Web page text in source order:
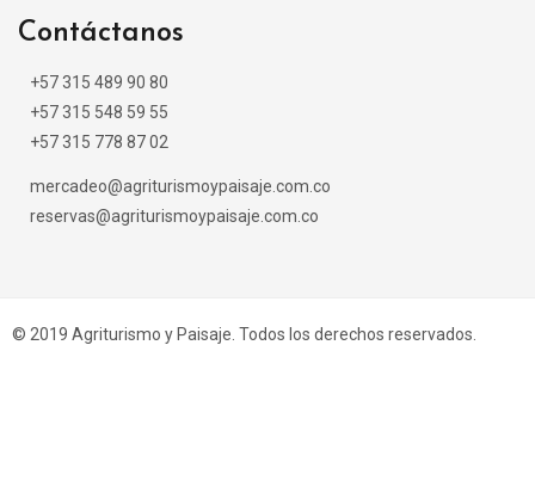
Contáctanos
+57 315 489 90 80
+57 315 548 59 55
+57 315 778 87 02
mercadeo@agriturismoypaisaje.com.co
reservas@agriturismoypaisaje.com.co
© 2019 Agriturismo y Paisaje. Todos los derechos reservados.